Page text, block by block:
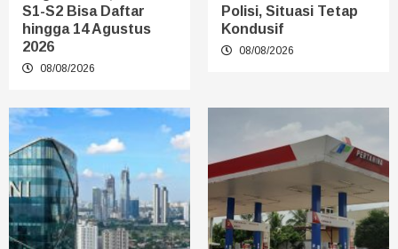
S1-S2 Bisa Daftar
hingga 14 Agustus
2026
08/08/2026
Polisi, Situasi Tetap
Kondusif
08/08/2026